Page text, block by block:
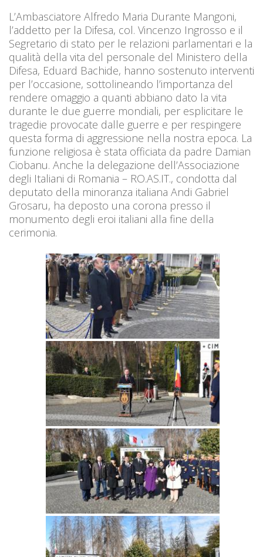
L’Ambasciatore Alfredo Maria Durante Mangoni,
l’addetto per la Difesa, col. Vincenzo Ingrosso e il
Segretario di stato per le relazioni parlamentari e la
qualità della vita del personale del Ministero della
Difesa, Eduard Bachide, hanno sostenuto interventi
per l’occasione, sottolineando l’importanza del
rendere omaggio a quanti abbiano dato la vita
durante le due guerre mondiali, per esplicitare le
tragedie provocate dalle guerre e per respingere
questa forma di aggressione nella nostra epoca. La
funzione religiosa è stata officiata da padre Damian
Ciobanu. Anche la delegazione dell’Associazione
degli Italiani di Romania – RO.AS.IT., condotta dal
deputato della minoranza italiana Andi Gabriel
Grosaru, ha deposto una corona presso il
monumento degli eroi italiani alla fine della
cerimonia.